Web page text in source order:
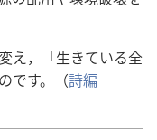
変え，「生きている全
です。（詩編